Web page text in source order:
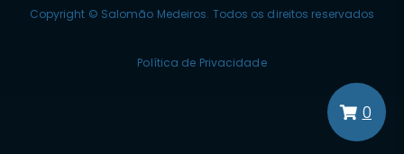
Copyright © Salomão Medeiros. Todos os direitos reservados
Política de Privacidade
0